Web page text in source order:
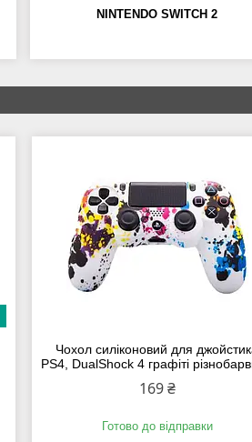
NINTENDO SWITCH 2
Чохол силіконовий для
PS4, DualShock 4 графіті
169 ₴
Готово до відправки